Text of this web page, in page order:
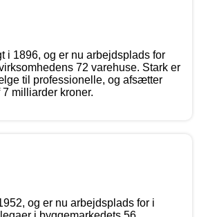
i 1896, og er nu arbejdsplads for
72 varehuse. Stark er
til professionelle, og afsætter
milliarder kroner.
og er nu arbejdsplads for i